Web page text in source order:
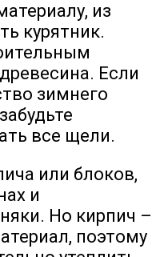
из
курятник.
Если
зимнего
все щели.
или блоков,
и
Но кирпич –
поэтому